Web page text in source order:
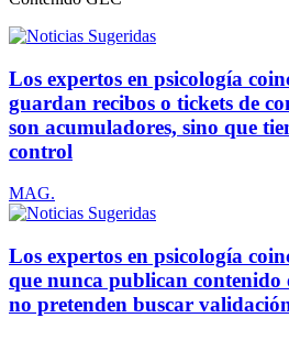
Los expertos en psicología
guardan recibos o tickets de
son acumuladores, sino que
control
MAG.
Los expertos en psicología
que nunca publican contenido
no pretenden buscar